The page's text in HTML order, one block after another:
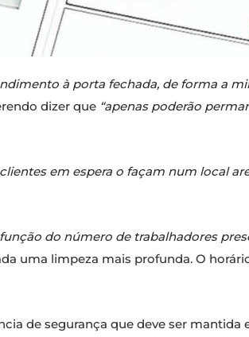
à porta fechada, de forma a
dizer que “apenas poderão
em espera o façam num local
do número de trabalhadores
uma limpeza mais profunda. O
de segurança que deve ser mantida